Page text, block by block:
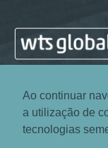
Ao continuar
a utilização de
tecnologias